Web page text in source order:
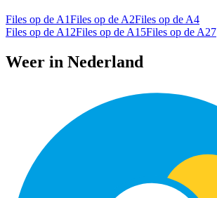
Files op de A1Files op de A2Files op de A4
Files op de A12Files op de A15Files op de A27
Weer in Nederland